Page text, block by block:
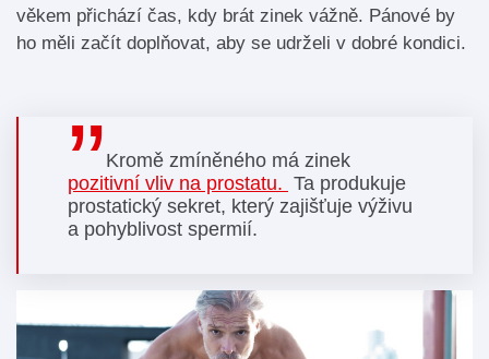
věkem přichází čas, kdy brát zinek vážně. Pánové by
ho měli začít doplňovat, aby se udrželi v dobré kondici.
Kromě zmíněného má zinek
pozitivní vliv na prostatu. Ta produkuje
prostatický sekret, který zajišťuje výživu
a pohyblivost spermií.